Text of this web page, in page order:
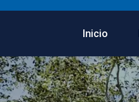
Inicio